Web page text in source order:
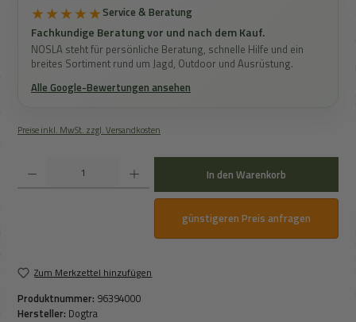
★★★★★Service & Beratung
Fachkundige Beratung vor und nach dem Kauf.
NOSLA steht für persönliche Beratung, schnelle Hilfe und ein
breites Sortiment rund um Jagd, Outdoor und Ausrüstung.
Alle Google-Bewertungen ansehen
Preise inkl. MwSt. zzgl. Versandkosten
In den Warenkorb
günstigeren Preis anfragen
Zum Merkzettel hinzufügen
Produktnummer: 96394000
Hersteller: Dogtra